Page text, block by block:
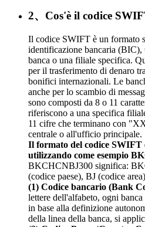
2、Cos'è il codice
Il codice SWIFT è un formato
identificazione bancaria (BIC),
banca o una filiale specifica.
per il trasferimento di denaro
bonifici internazionali. Le
anche per lo scambio di
sono composti da 8 o 11
riferiscono a una specifica
11 cifre che terminano con
centrale o all'ufficio principale.
Il formato del codice
utilizzando come esempio
BKCHCNBJ300 significa:
(codice paese), BJ (codice
(1) Codice bancario (Bank
lettere dell'alfabeto, ogni
in base alla definizione
della linea della banca, si